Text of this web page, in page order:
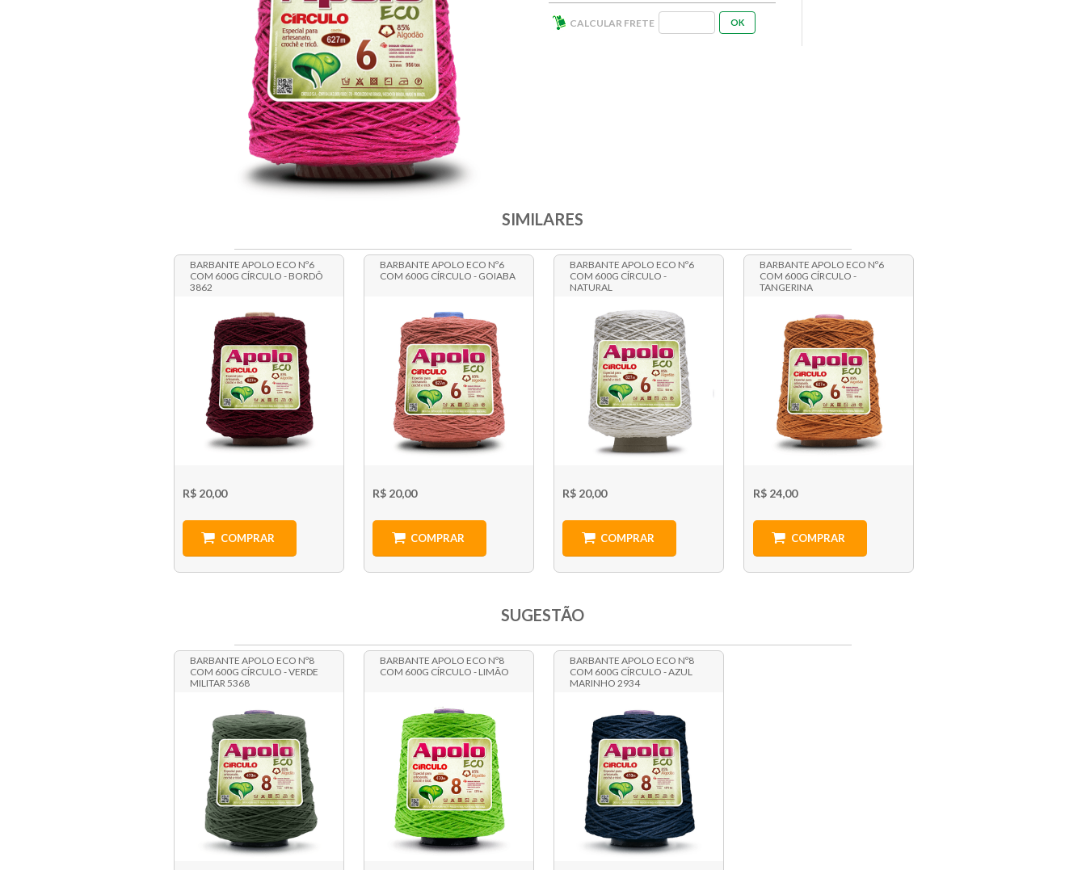
SIMILARES
BARBANTE APOLO ECO Nº6
COM 600G CÍRCULO - BORDÔ
3862
R$ 20,00
COMPRAR
BARBANTE APOLO ECO Nº6
COM 600G CÍRCULO - GOIABA
R$ 20,00
COMPRAR
BARBANTE APOLO ECO Nº6
COM 600G CÍRCULO -
NATURAL
R$ 20,00
COMPRAR
BARBANTE APOLO ECO Nº6
COM 600G CÍRCULO -
TANGERINA
R$ 24,00
COMPRAR
SUGESTÃO
BARBANTE APOLO ECO Nº8
COM 600G CÍRCULO - VERDE
MILITAR 5368
BARBANTE APOLO ECO Nº8
COM 600G CÍRCULO - LIMÃO
BARBANTE APOLO ECO Nº8
COM 600G CÍRCULO - AZUL
MARINHO 2934